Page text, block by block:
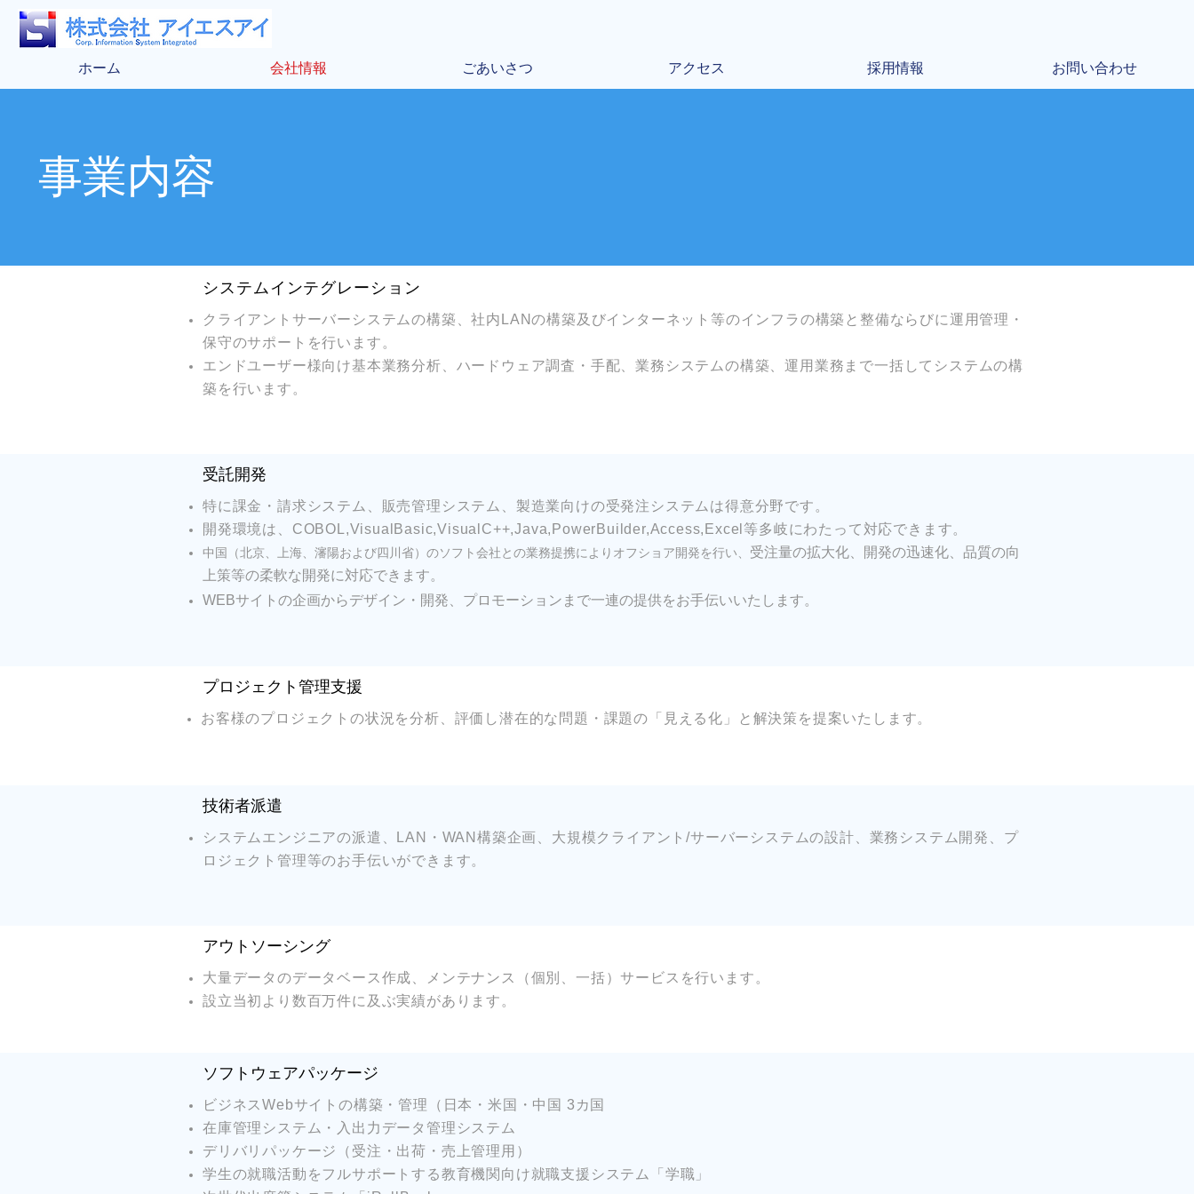
ホーム 会社情報 ごあいさつ アクセス 採用情報 お問い合わせ
​事業内容
システムインテグレーション
クライアントサーバーシステムの構築、社内LANの構築及びインターネット等のインフラの構築と整備ならびに運用管理・
保守のサポートを行います。
エンドユーザー様向け基本業務分析、ハードウェア調査・手配、業務システムの構築、運用業務まで一括してシステムの構
築を行います。
​受託開発
特に課金・請求システム、販売管理システム、製造業向けの受発注システムは得意分野です。
開発環境は、COBOL,VisualBasic,VisualC++,Java,PowerBuilder,Access,Excel等多岐にわたって対応できます。
中国（北京、上海、瀋陽および四川省）のソフト会社との業務提携によりオフショア開発を行い、 受注量の拡大化、開発の迅速化、品質の向
上策等の柔軟な開発に対応できます。
WEBサイトの企画からデザイン・開発、プロモーションまで一連の提供をお手伝いいたします。
プロジェクト管理支援
お客様のプロジェクトの状況を分析、評価し潜在的な問題・課題の「見える化」と解決策を提案いたします。
技術者派遣
システムエンジニアの派遣、LAN・WAN構築企画、大規模クライアント/サーバーシステムの設計、業務システム開発、プ
ロジェクト管理等のお手伝いができます。
アウトソーシング
大量データのデータベース作成、メンテナンス（個別、一括）サービスを行います。
設立当初より数百万件に及ぶ実績があります。
ソフトウェアパッケージ
ビジネスWebサイトの構築・管理（日本・米国・中国 3カ国
在庫管理システム・入出力データ管理システム
デリバリパッケージ（受注・出荷・売上管理用）
学生の就職活動をフルサポートする教育機関向け就職支援システム「学職」